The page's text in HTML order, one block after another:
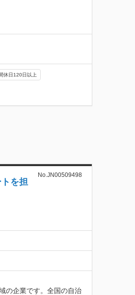
休日120日以上
を担
No.JN00509498
の企業です。全国の自治